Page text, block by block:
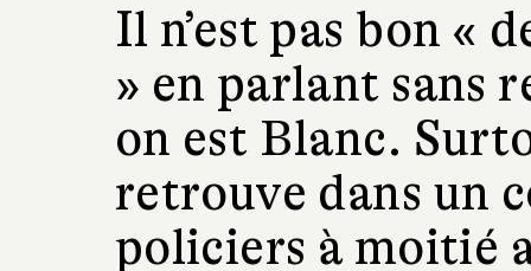
Il n’est pas bon «
» en parlant sans
on est Blanc.
retrouve dans un
policiers à moitié